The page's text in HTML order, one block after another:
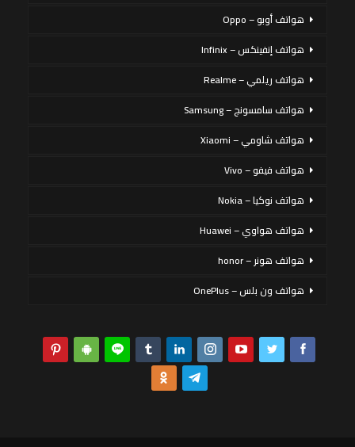
هواتف أوبو – Oppo
هواتف إنفينكس – Infinix
هواتف ريلمي – Realme
هواتف سامسونج – Samsung
هواتف شاومي – Xiaomi
هواتف فيفو – Vivo
هواتف نوكيا – Nokia
هواتف هواوي – Huawei
هواتف هونر – honor
هواتف ون بلس – OnePlus